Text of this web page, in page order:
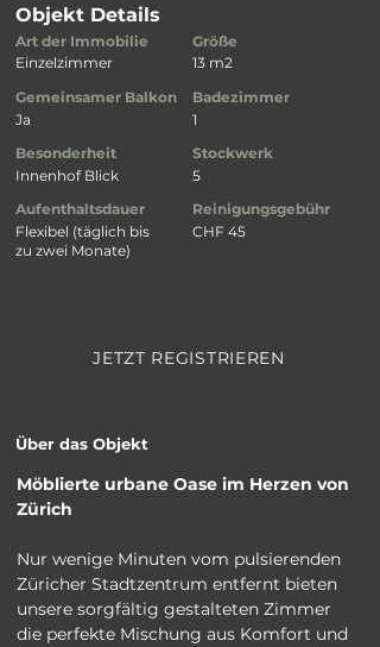
Objekt Details
Art der Immobilie
Einzelzimmer
Gemeinsamer Balkon
Ja
Besonderheit
Innenhof Blick
Aufenthaltsdauer
Flexibel (täglich bis
zu zwei Monate)
Größe
13 m2
Badezimmer
1
Stockwerk
5
Reinigungsgebühr
CHF 45
JETZT REGISTRIEREN
Über das Objekt
Möblierte urbane Oase im Herzen von
Zürich
Nur wenige Minuten vom pulsierenden
Züricher Stadtzentrum entfernt bieten
unsere sorgfältig gestalteten Zimmer
die perfekte Mischung aus Komfort und